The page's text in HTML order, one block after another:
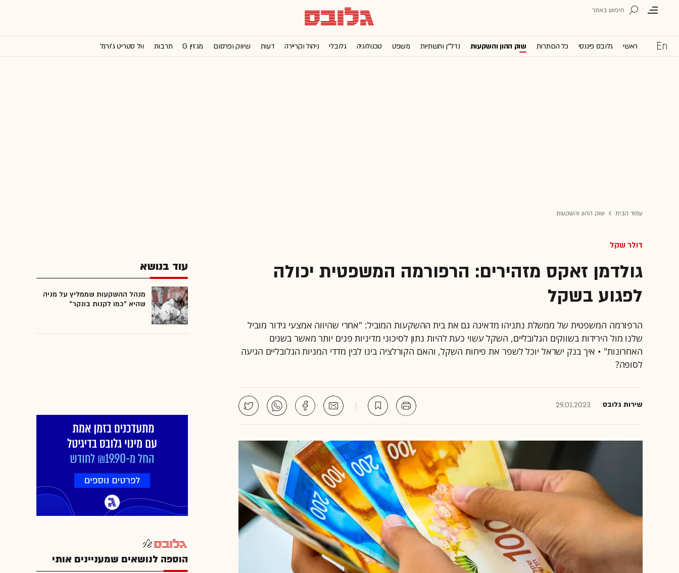
ראשי גלובס פיננסי כל הכותרות שוק ההון והשקעות נדל''ן ותשתיות משפט טכנולוגיה גלובלי ניהול וקריירה דעות שיווק ופרסום מגזין G תרבות וול סטריט ג'ורנל
עמוד הבית שוק ההון והשקעות
דולר שקל
גולדמן זאקס מזהירים: הרפורמה המשפטית יכולה
לפגוע בשקל
הרפורמה המשפטית של ממשלת נתניהו מדאיגה גם את בית ההשקעות המוביל: "אחרי שהיווה אמצעי גידור מוביל
שלנו מול הירידות בשווקים הגלובליים, השקל עשוי כעת להיות נתון לסיכוני מדיניות פנים יותר מאשר בשנים
האחרונות" • איך בנק ישראל יוכל לשפר את פיחות השקל, והאם הקורלציה בינו לבין מדדי המניות הגלובליים הגיעה
לסופה?
שירות גלובס 29.01.2023
עוד בנושא
מנהל ההשקעות שממליץ על מניה
שהיא "כמו לקנות בונקר"
הוספה לנושאים שמעניינים אותי